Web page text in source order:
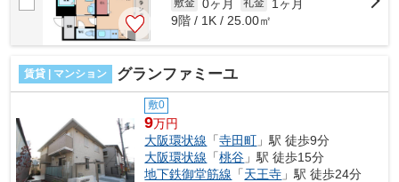
敷金 0ヶ月 礼金
1ヶ月
9階 / 1K / 25.00㎡
賃貸 | マンション グランファミーユ
敷0
9万円
大阪環状線 「寺田町 」駅 徒歩9分
大阪環状線 「桃谷 」駅 徒歩15分
地下鉄御堂筋線 「天王寺 」駅 徒歩24分